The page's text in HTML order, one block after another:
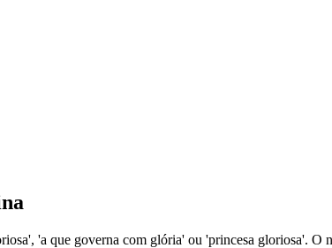
'a que governa com glória' ou 'princesa gloriosa'. O